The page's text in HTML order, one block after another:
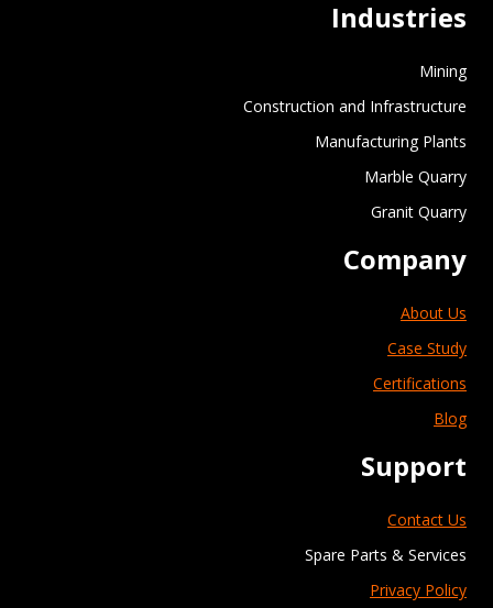
Industries
Mining
Construction and Infrastructure
Manufacturing Plants
Marble Quarry
Granit Quarry
Company
About Us
Case Study
Certifications
Blog
Support
Contact Us
Spare Parts & Services
Privacy Policy